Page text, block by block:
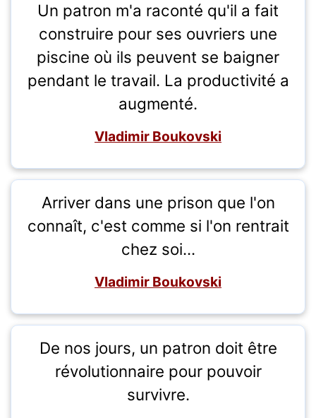
Un patron m'a raconté qu'il a fait
construire pour ses ouvriers une
piscine où ils peuvent se baigner
pendant le travail. La productivité a
augmenté.
Vladimir Boukovski
Arriver dans une prison que l'on
connaît, c'est comme si l'on rentrait
chez soi...
Vladimir Boukovski
De nos jours, un patron doit être
révolutionnaire pour pouvoir
survivre.